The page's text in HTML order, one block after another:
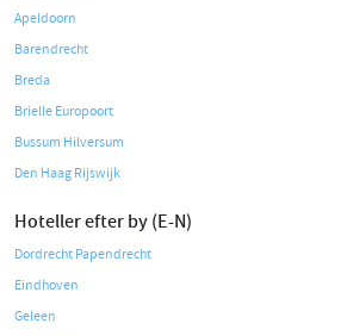
Apeldoorn
Barendrecht
Breda
Brielle Europoort
Bussum Hilversum
Den Haag Rijswijk
Hoteller efter by (E-N)
Dordrecht Papendrecht
Eindhoven
Geleen